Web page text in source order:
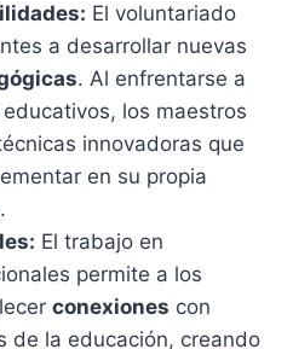
El voluntariado
a desarrollar nuevas
. Al enfrentarse a
los maestros
innovadoras que
en su propia
El trabajo en
permite a los
conexiones con
de la educación, creando